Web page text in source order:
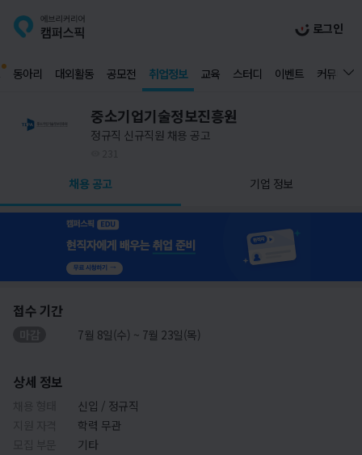
로그인
동아리 대외활동 공모전 취업정보 교육 스터디 이벤트 커뮤니티
중소기업기술정보진흥원
정규직 신규직원 채용 공고
채용 공고 기업 정보
접수 기간
7월 8일(수) ~ 7월 23일(목)
상세 정보
신입 / 정규직
학력 무관
기타